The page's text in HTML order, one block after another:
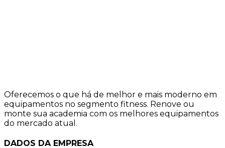
Oferecemos o que há de melhor e mais moderno em
equipamentos no segmento fitness. Renove ou
monte sua academia com os melhores equipamentos
do mercado atual.
DADOS DA EMPRESA